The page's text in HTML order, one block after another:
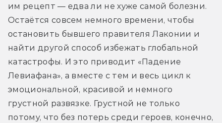
им рецепт — едва ли не хуже самой болезни.
Остаётся совсем немного времени, чтобы
остановить бывшего правителя Лаконии и
найти другой способ избежать глобальной
катастрофы. И это приводит «Падение
Левиафана», а вместе с тем и весь цикл к
эмоциональной, красивой и немного
грустной развязке. Грустной не только
потому, что без потерь среди героев, конечно,